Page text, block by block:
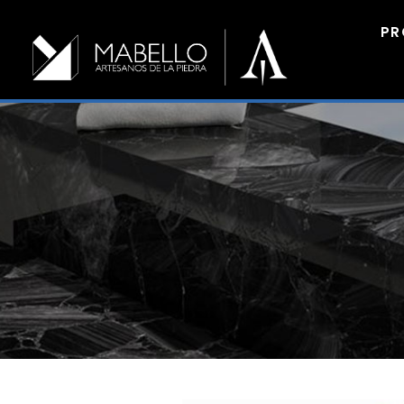
30
MAYO
2024
COLORES DE
GRANITO: ELIGE EL
MEJOR PARA TUS
ENCIMERAS
29
FEBRERO
MÁRMOLES
NEGROS SAINT
LAURENT:
ELEGANCIA Y
TENDENCIA